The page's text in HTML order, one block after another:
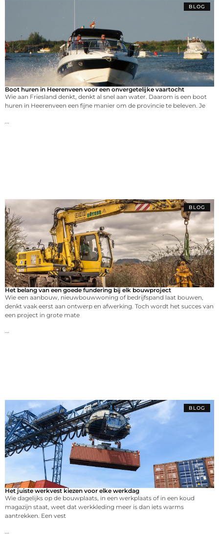
BLOG
Boot huren in Heerenveen voor een onvergetelijke vaartocht
Wie aan Friesland denkt, denkt al snel aan water. Daarom is een boot
huren in Heerenveen een fijne manier om de provincie te beleven. Je
...
BLOG
Het belang van een goede fundering bij elk bouwproject
Wie een aanbouw, nieuwbouwwoning of bedrijfspand laat bouwen,
denkt vaak eerst aan ontwerp en afwerking. Toch wordt het succes van
een project in grote mate
...
BLOG
Het juiste werkvest kiezen voor elke werkdag
Wie dagelijks op de bouwplaats, in een werkplaats of in een koud
magazijn staat, weet dat werkkleding meer is dan iets warms
aantrekken. Een vest
...